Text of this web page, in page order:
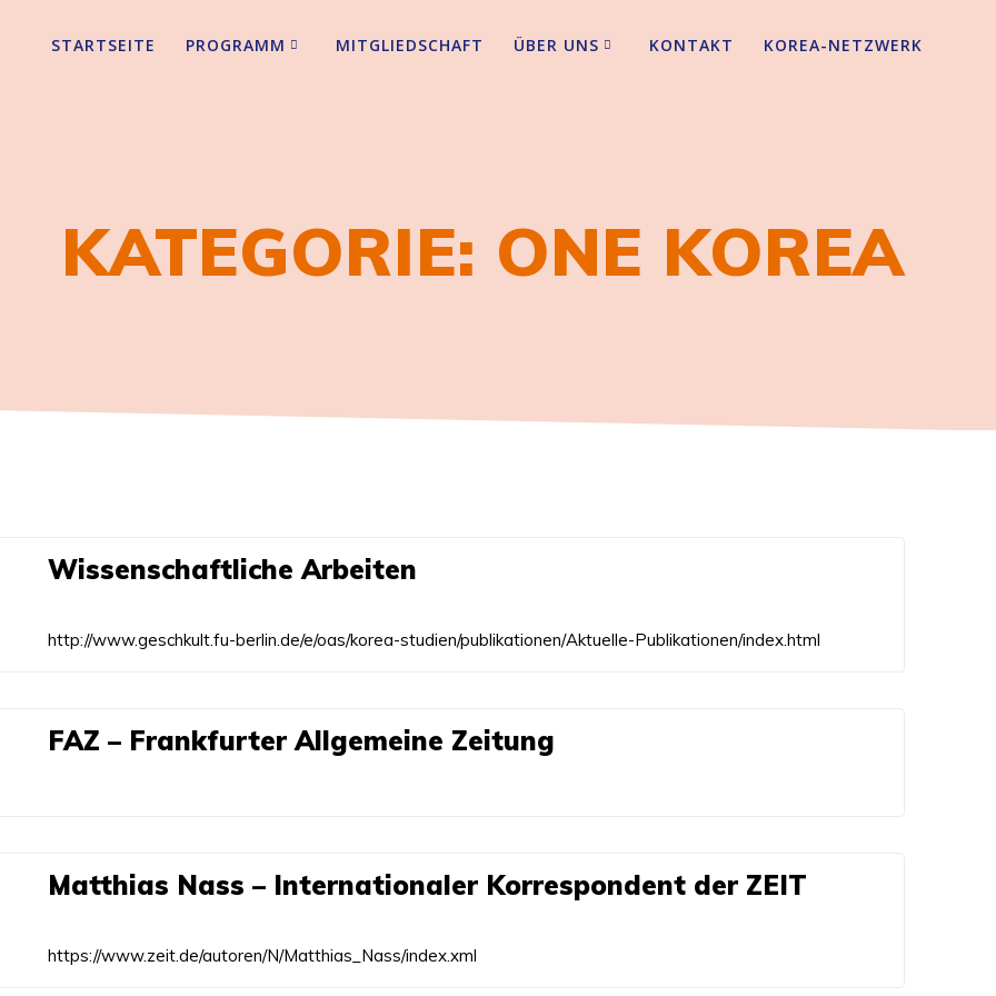
STARTSEITE PROGRAMM MITGLIEDSCHAFT ÜBER UNS KONTAKT KOREA-NETZWERK
KATEGORIE: ONE KOREA
Wissenschaftliche Arbeiten
http://www.geschkult.fu-berlin.de/e/oas/korea-studien/publikationen/Aktuelle-Publikationen/index.html
FAZ – Frankfurter Allgemeine Zeitung
Matthias Nass – Internationaler Korrespondent der ZEIT
https://www.zeit.de/autoren/N/Matthias_Nass/index.xml